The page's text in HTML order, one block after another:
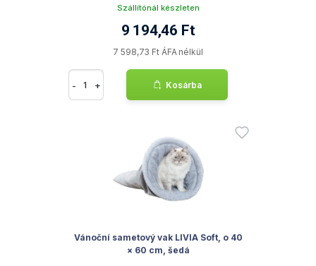
Szállítónál készleten
9 194,46 Ft
7 598,73 Ft ÁFA nélkül
- + Kosárba
Vánoční sametový vak LIVIA Soft, o 40
× 60 cm, šedá